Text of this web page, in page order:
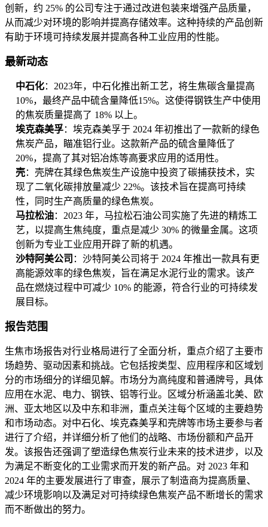
创新，约 25% 的公司专注于通过改进包装来增强产品质量，
从而减少对环境的影响并提高存储效率。这种持续的产品创新
有助于环境可持续发展并提高各种工业应用的性能。
最新动态
中石化：2023年，中石化推出新工艺，将生焦碳含量提高
10%，最终产品中硫含量降低15%。这使得钢铁生产中使用
的焦炭质量提高了 18% 以上。
埃克森美孚：埃克森美孚于 2024 年初推出了一款新的绿色
焦炭产品，瞄准铝行业。这款新产品的硫含量降低了
20%，提高了其对铝冶炼等高要求应用的适用性。
壳：壳牌在其绿色焦炭生产设施中投资了碳捕获技术，实
现了二氧化碳排放量减少 22%。该技术旨在提高可持续
性，同时生产高质量的绿色焦炭。
马拉松油：2023 年，马拉松石油公司实施了先进的精炼工
艺，以提高生焦纯度，重点是减少 30% 的微量金属。这项
创新为专业工业应用开辟了新的机遇。
沙特阿美公司 ：沙特阿美公司将于 2024 年推出一款具有更
高能源效率的绿色焦炭，旨在满足水泥行业的需求。该产
品在燃烧过程中可减少 10% 的能源，符合行业的可持续发
展目标。
报告范围
生焦市场报告对行业格局进行了全面分析，重点介绍了主要市
场趋势、驱动因素和挑战。它包括按类型、应用程序和区域划
分的市场细分的详细见解。市场分为高纯度和普通牌号，具体
应用在水泥、电力、钢铁、铝等行业。区域分析涵盖北美、欧
洲、亚太地区以及中东和非洲，重点关注每个区域的主要趋势
和市场动态。对中石化、埃克森美孚和壳牌等市场主要参与者
进行了介绍，并详细分析了他们的战略、市场份额和产品开
发。该报告还强调了塑造绿色焦炭行业未来的技术进步，以及
为满足不断变化的工业需求而开发的新产品。对 2023 年和
2024 年的主要发展进行了审查，展示了制造商为提高质量、
减少环境影响以及满足对可持续绿色焦炭产品不断增长的需求
而不断做出的努力。